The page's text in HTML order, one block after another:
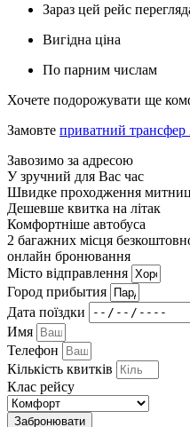
Зараз цей рейс
Вигідна ціна
По парним числам
Хочете подорожувати ще
Замовте приватний
Завозимо за адресою
У зручний для Вас час
Швидке проходження
Дешевше квитка на літак
Комфортніше автобуса
2 багажних місця
онлайн бронювання
Мiсто вiдправлення
Город прибытия
Дата поїздки
Имя
Телефон
Кількість квитків
Клас рейсу
Забронювати